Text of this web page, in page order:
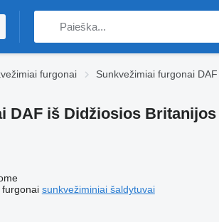
furgonai Sunkvežimiai furgonai DAF
DAF iš Didžiosios Britanijos
sunkvežiminiai šaldytuvai